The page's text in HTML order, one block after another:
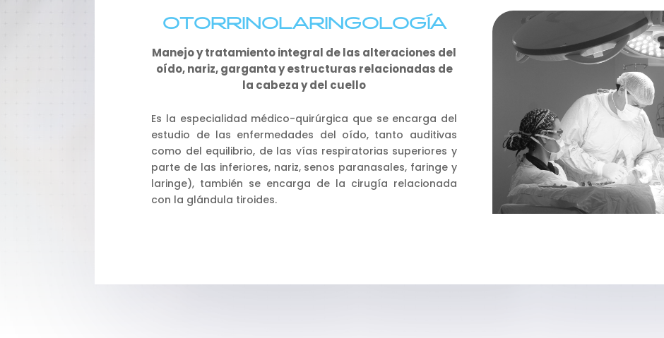
OTORRINOLARINGOLOGÍA
Manejo y tratamiento integral de las alteraciones del
oído, nariz, garganta y estructuras relacionadas de
la cabeza y del cuello
Es la especialidad médico-quirúrgica que se encarga del
estudio de las enfermedades del oído, tanto auditivas
como del equilibrio, de las vías respiratorias superiores y
parte de las inferiores, nariz, senos paranasales, faringe y
laringe), también se encarga de la cirugía relacionada
con la glándula tiroides.